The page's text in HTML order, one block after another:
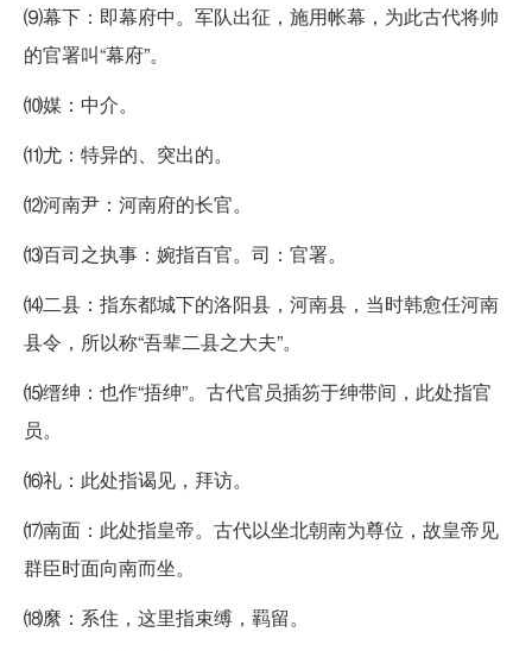
⑼幕下：即幕府中。军队出征，施用帐幕，为此古代将帅
的官署叫“幕府”。
⑽媒：中介。
⑾尤：特异的、突出的。
⑿河南尹：河南府的长官。
⒀百司之执事：婉指百官。司：官署。
⒁二县：指东都城下的洛阳县，河南县，当时韩愈任河南
县令，所以称“吾辈二县之大夫”。
⒂缙绅：也作“捂绅”。古代官员插笏于绅带间，此处指官
员。
⒃礼：此处指谒见，拜访。
⒄南面：此处指皇帝。古代以坐北朝南为尊位，故皇帝见
群臣时面向南而坐。
⒅縻：系住，这里指束缚，羁留。